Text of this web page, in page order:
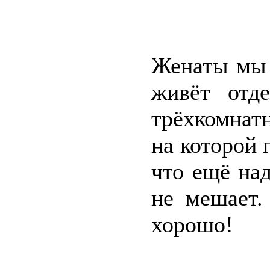
Женаты мы
живёт
на которой
что ещё
не
хорошо!